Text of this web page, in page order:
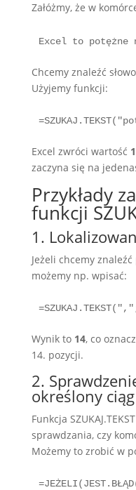
Załóżmy, że w
Excel to potężne
Chcemy znaleźć
Użyjemy funkcji:
Excel zwróci wartość
zaczyna się na
Przykłady
funkcji
1.
Jeżeli chcemy
możemy np. wpisać:
Wynik to 14, co
14. pozycji.
2.
określony
Funkcja
sprawdzania, czy
Możemy to zrobić w